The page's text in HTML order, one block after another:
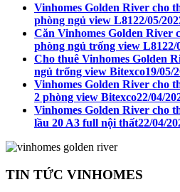
Vinhomes Golden River cho
phòng ngủ view L8122/05/
Căn Vinhomes Golden River
phòng ngủ trống view L8122/
Cho thuê Vinhomes Golden
ngủ trống view Bitexco19/05/
Vinhomes Golden River cho
2 phòng view Bitexco22/04/
Vinhomes Golden River cho
lầu 20 A3 full nội thất22/04/
TIN TỨC VINHOMES